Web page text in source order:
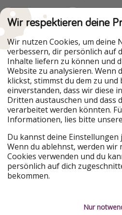
Urlaubspiraten ist Teil der
Unsere Märkte
PiratinViaggio
VakantiePiraten
VoyagesPirates
Urlaubspiraten
TravelPirates
HolidayPirates Group
Lerne uns kennen
Über uns
Wir respektieren deine
Wir nutzen Cookies, um deine
verbessern, dir persönlich auf
Inhalte liefern zu können und
Website zu analysieren. Wenn
klickst, stimmst du dem zu und
einverstanden, dass wir diese
Dritten austauschen und dass
verarbeitet werden könnten.
Informationen, lies bitte unsere
Du kannst deine Einstellungen
Wenn du ablehnst, werden wir
Cookies verwenden und du
persönlich auf dich
bekommen.
Nur